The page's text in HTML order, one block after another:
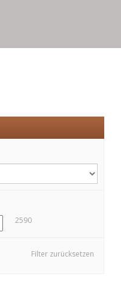
2590
Filter zurücksetzen